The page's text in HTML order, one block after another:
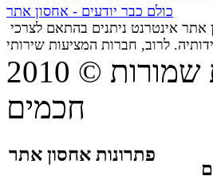
כולם כבר יודעים - אחסון אתר
שמורות
חכמים
פתרונות אחסון אתר